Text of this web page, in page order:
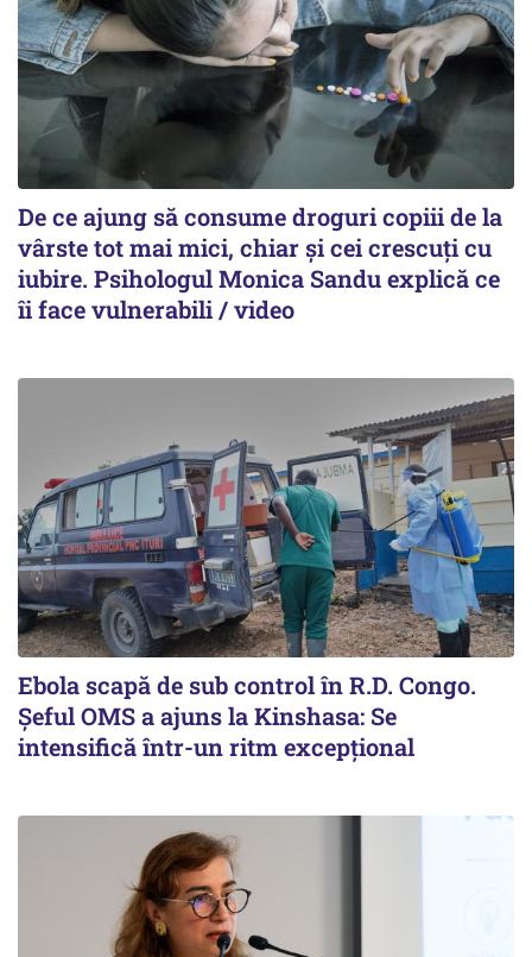
De ce ajung să consume droguri copiii de la
vârste tot mai mici, chiar și cei crescuți cu
iubire. Psihologul Monica Sandu explică ce
îi face vulnerabili / video
Ebola scapă de sub control în R.D. Congo.
Șeful OMS a ajuns la Kinshasa: Se
intensifică într-un ritm excepţional